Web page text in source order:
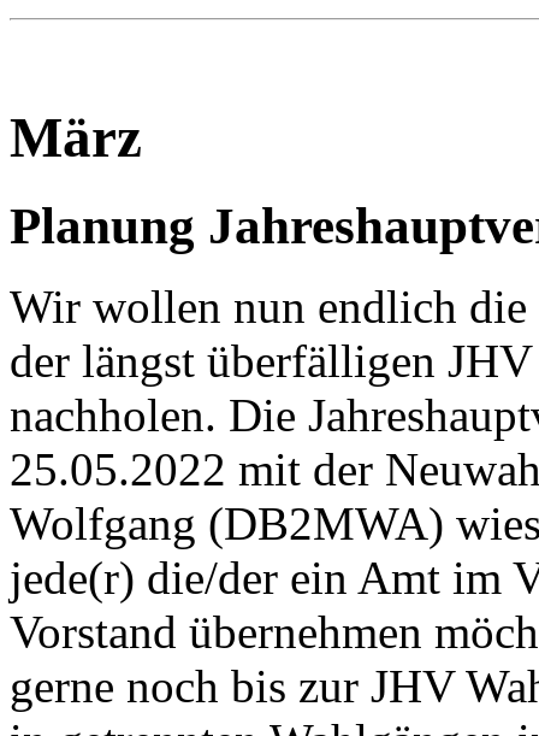
März
Planung
Wir wollen nun endlich die
der längst überfälligen
nachholen. Die
25.05.2022 mit der
Wolfgang (DB2MWA)
jede(r) die/der ein Amt im
Vorstand übernehmen
gerne noch bis zur JHV